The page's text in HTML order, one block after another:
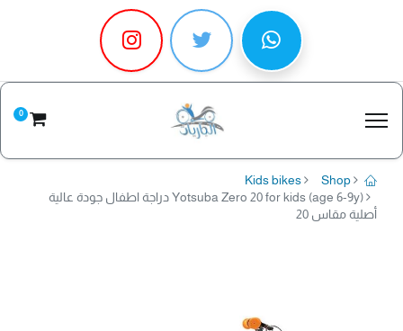
0
Shop
Kids bikes
Yotsuba Zero 20 for kids (age 6-9y) دراجة اطفال جودة عالية
أصلية مقاس 20